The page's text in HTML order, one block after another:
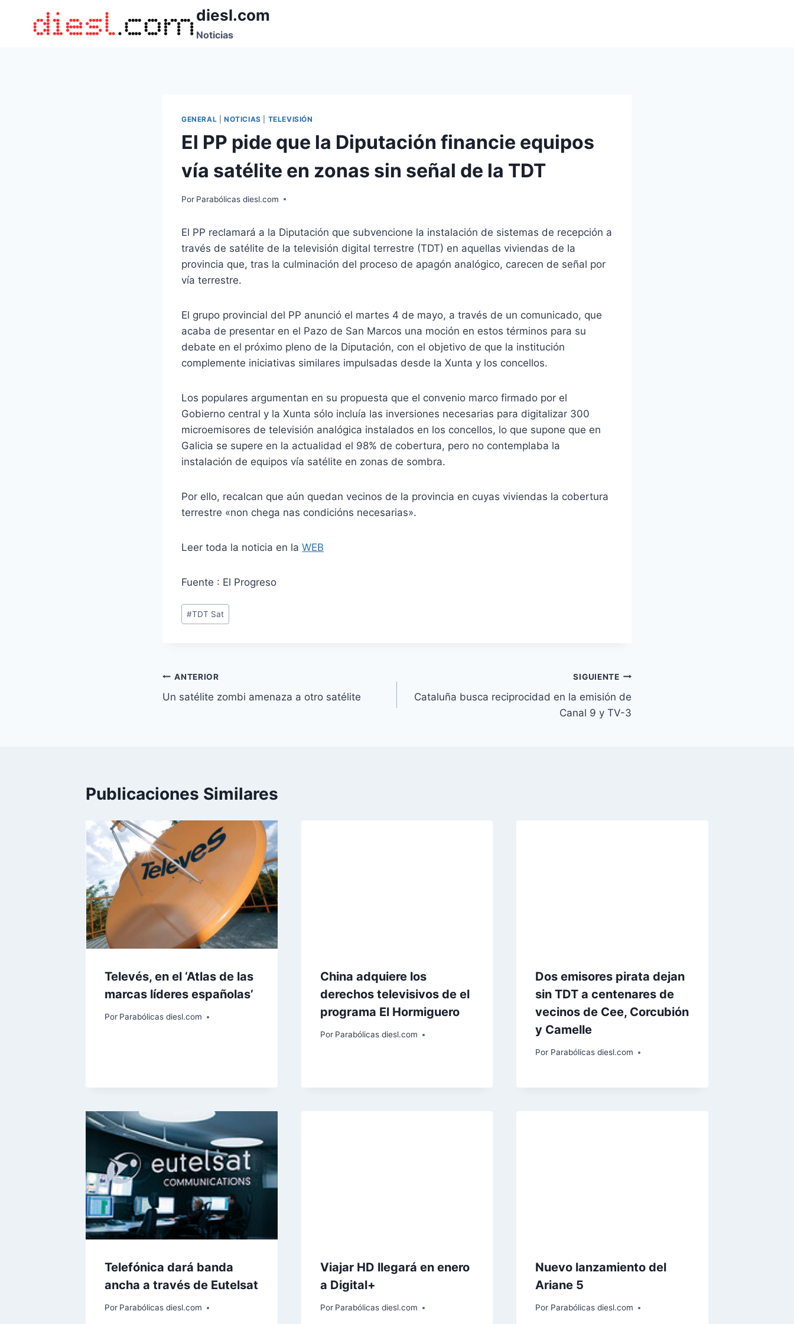
contenido
diesl.com
Noticias
GENERAL NOTICIAS TELEVISIÓN
El PP pide que la Diputación financie equipos
vía satélite en zonas sin señal de la TDT
Por Parabólicas diesl.com
El PP reclamará a la Diputación que subvencione la instalación de sistemas de recepción a
través de satélite de la televisión digital terrestre (TDT) en aquellas viviendas de la
provincia que, tras la culminación del proceso de apagón analógico, carecen de señal por
vía terrestre.
El grupo provincial del PP anunció el martes 4 de mayo, a través de un comunicado, que
acaba de presentar en el Pazo de San Marcos una moción en estos términos para su
debate en el próximo pleno de la Diputación, con el objetivo de que la institución
complemente iniciativas similares impulsadas desde la Xunta y los concellos.
Los populares argumentan en su propuesta que el convenio marco firmado por el
Gobierno central y la Xunta sólo incluía las inversiones necesarias para digitalizar 300
microemisores de televisión analógica instalados en los concellos, lo que supone que en
Galicia se supere en la actualidad el 98% de cobertura, pero no contemplaba la
instalación de equipos vía satélite en zonas de sombra.
Por ello, recalcan que aún quedan vecinos de la provincia en cuyas viviendas la cobertura
terrestre «non chega nas condicións necesarias».
Leer toda la noticia en la WEB
Fuente : El Progreso
Etiquetas
de
#TDT Sat
Navegación
de
ANTERIOR
Un satélite zombi amenaza a otro satélite
SIGUIENTE
Cataluña busca reciprocidad en la emisión de
Canal 9 y TV-3
Publicaciones Similares
Televés, en el ‘Atlas de las
marcas líderes españolas’
Por Parabólicas diesl.com
China adquiere los
derechos televisivos de el
programa El Hormiguero
Por Parabólicas diesl.com
Dos emisores pirata dejan
sin TDT a centenares de
vecinos de Cee, Corcubión
y Camelle
Por Parabólicas diesl.com
Telefónica dará banda
ancha a través de Eutelsat
Por Parabólicas diesl.com
Viajar HD llegará en enero
a Digital+
Por Parabólicas diesl.com
Nuevo lanzamiento del
Ariane 5
Por Parabólicas diesl.com